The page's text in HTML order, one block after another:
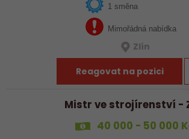
1 směna
Mimořádná nabídka
Zlín
Reagovat na pozici
Mistr ve strojírenství -
40 000 - 50 000